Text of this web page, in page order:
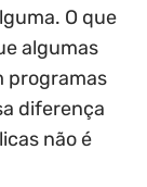
O que
algumas
programas
diferença
não é